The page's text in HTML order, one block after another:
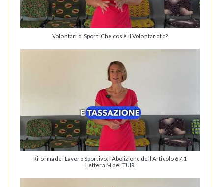
Volontari di Sport: Che cos'è il Volontariato?
Riforma del Lavoro Sportivo: l'Abolizione dell'Articolo 67,1
Lettera M del TUIR